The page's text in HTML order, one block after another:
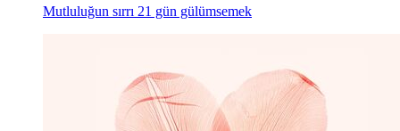
Mutluluğun sırrı 21 gün gülümsemek